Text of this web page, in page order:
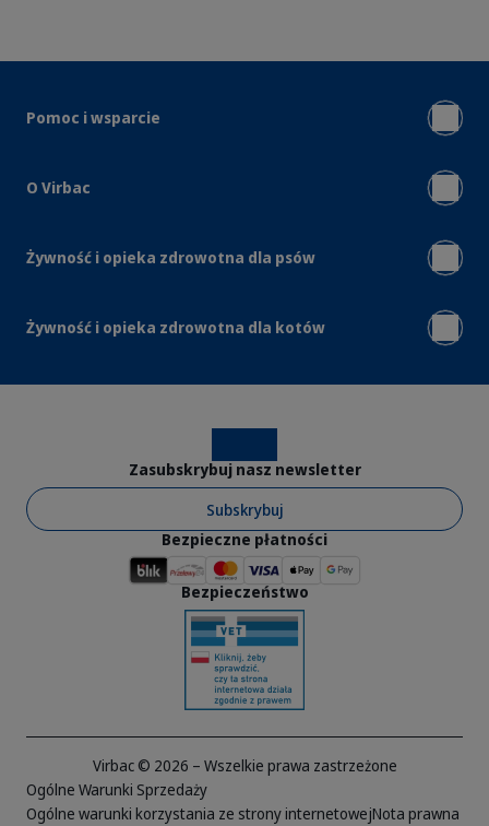
Pomoc i wsparcie
O Virbac
Żywność i opieka zdrowotna dla psów
Żywność i opieka zdrowotna dla kotów
Virbac © 2026 – Wszelkie prawa zastrzeżone
Ogólne Warunki Sprzedaży
Ogólne warunki korzystania ze strony internetowejNota prawna
Zasubskrybuj nasz newsletter
Subskrybuj
Bezpieczne płatności
Bezpieczeństwo